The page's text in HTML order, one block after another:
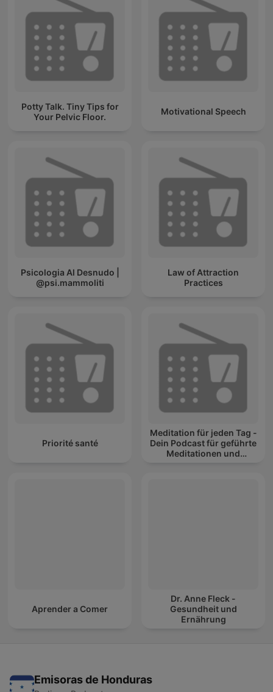
Potty Talk. Tiny Tips for
Your Pelvic Floor.
Motivational Speech
Psicologia Al Desnudo |
@psi.mammoliti
Law of Attraction
Practices
Priorité santé
Meditation für jeden Tag -
Dein Podcast für geführte
Meditationen und
Aprender a Comer
Dr. Anne Fleck -
Gesundheit und
Ernährung
Emisoras de Honduras